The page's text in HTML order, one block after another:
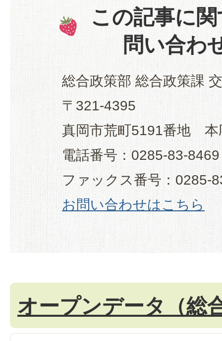
この記事に
問い合わ
総合政策部 総合政策課
〒321-4395
真岡市荒町5191番地 本
電話番号：0285-83-8469
ファックス番号：0285-
お問い合わせはこちら
オープンデータ（総